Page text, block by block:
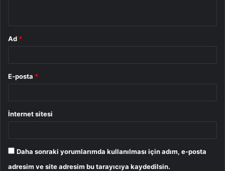
Ad *
E-posta *
İnternet sitesi
Daha sonraki yorumlarımda kullanılması için adım, e-posta
adresim ve site adresim bu tarayıcıya kaydedilsin.